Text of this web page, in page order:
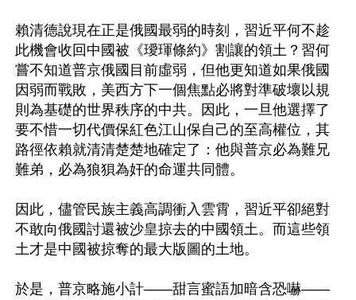
賴清德說現在正是俄國最弱的時刻，習近平何不趁
此機會收回中國被《璦琿條約》割讓的領土？習何
嘗不知道普京俄國目前虛弱，但他更知道如果俄國
因弱而戰敗，美西方下一個焦點必將對準破壞以規
則為基礎的世界秩序的中共。因此，一旦他選擇了
要不惜一切代價保紅色江山保自己的至高權位，其
路徑依賴就清清楚楚地確定了：他與普京必為難兄
難弟，必為狼狽為奸的命運共同體。
因此，儘管民族主義高調衝入雲霄，習近平卻絕對
不敢向俄國討還被沙皇掠去的中國領土。而這些領
土才是中國被掠奪的最大版圖的土地。
於是，普京略施小計——甜言蜜語加暗含恐嚇——